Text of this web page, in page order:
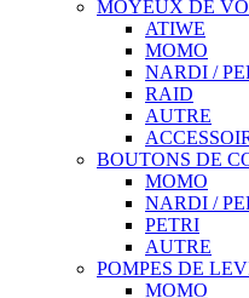
MOYEUX DE
ATIWE
MOMO
NARDI /
RAID
AUTRE
BOUTONS DE
MOMO
NARDI /
PETRI
AUTRE
POMPES DE
MOMO